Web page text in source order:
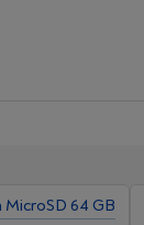
64 GB